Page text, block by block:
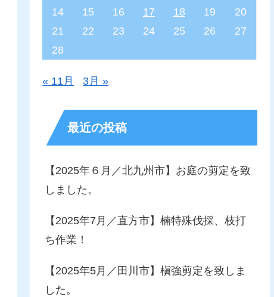
14
15 16 17 18 19
20
21
22 23 24 25 26
27
28
« 11月 3月 »
最近の投稿
【2025年６月／北九州市】お庭の剪定を致
しました。
【2025年7月／直方市】楠特殊伐採、枝打
ち作業！
【2025年5月／田川市】槇強剪定を致しま
した。